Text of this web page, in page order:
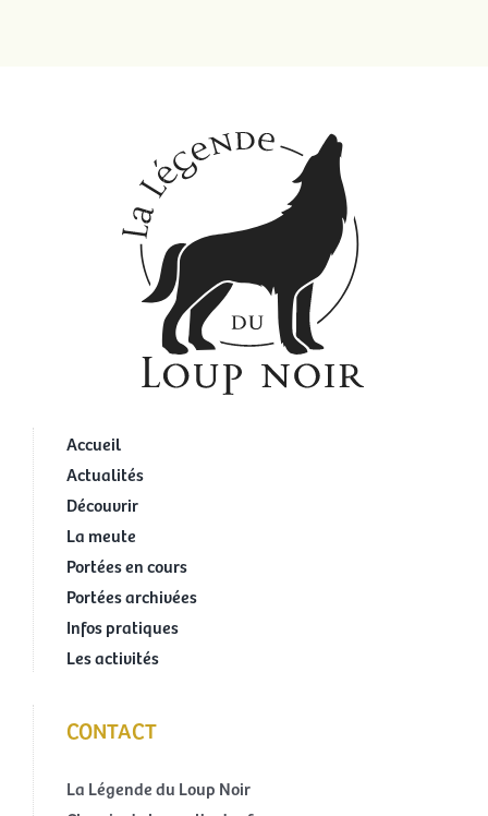
Accueil
Actualités
Découvrir
La meute
Portées en cours
Portées archivées
Infos pratiques
Les activités
CONTACT
La Légende du Loup Noir